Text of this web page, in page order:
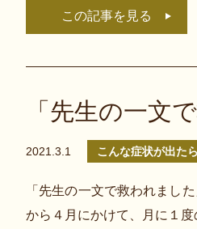
この記事を見る
「先生の一文
2021.3.1 こんな症状が出たら
「先生の一文で救われまし
から４月にかけて、月に１